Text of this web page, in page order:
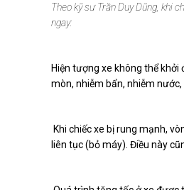
Theo kỹ sư Trần Duy Dũng, khi
ngay:
Hiện tượng xe không thể
mòn, nhiễm bẩn, nhiễm
Khi chiếc xe bị rung mạnh,
liên tục (bỏ máy). Điều này